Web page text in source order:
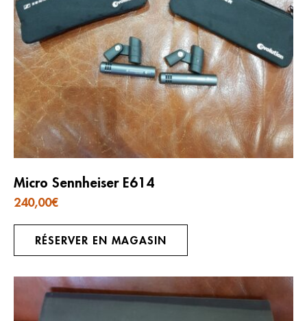
Micro Sennheiser E614
240,00€
RÉSERVER EN MAGASIN